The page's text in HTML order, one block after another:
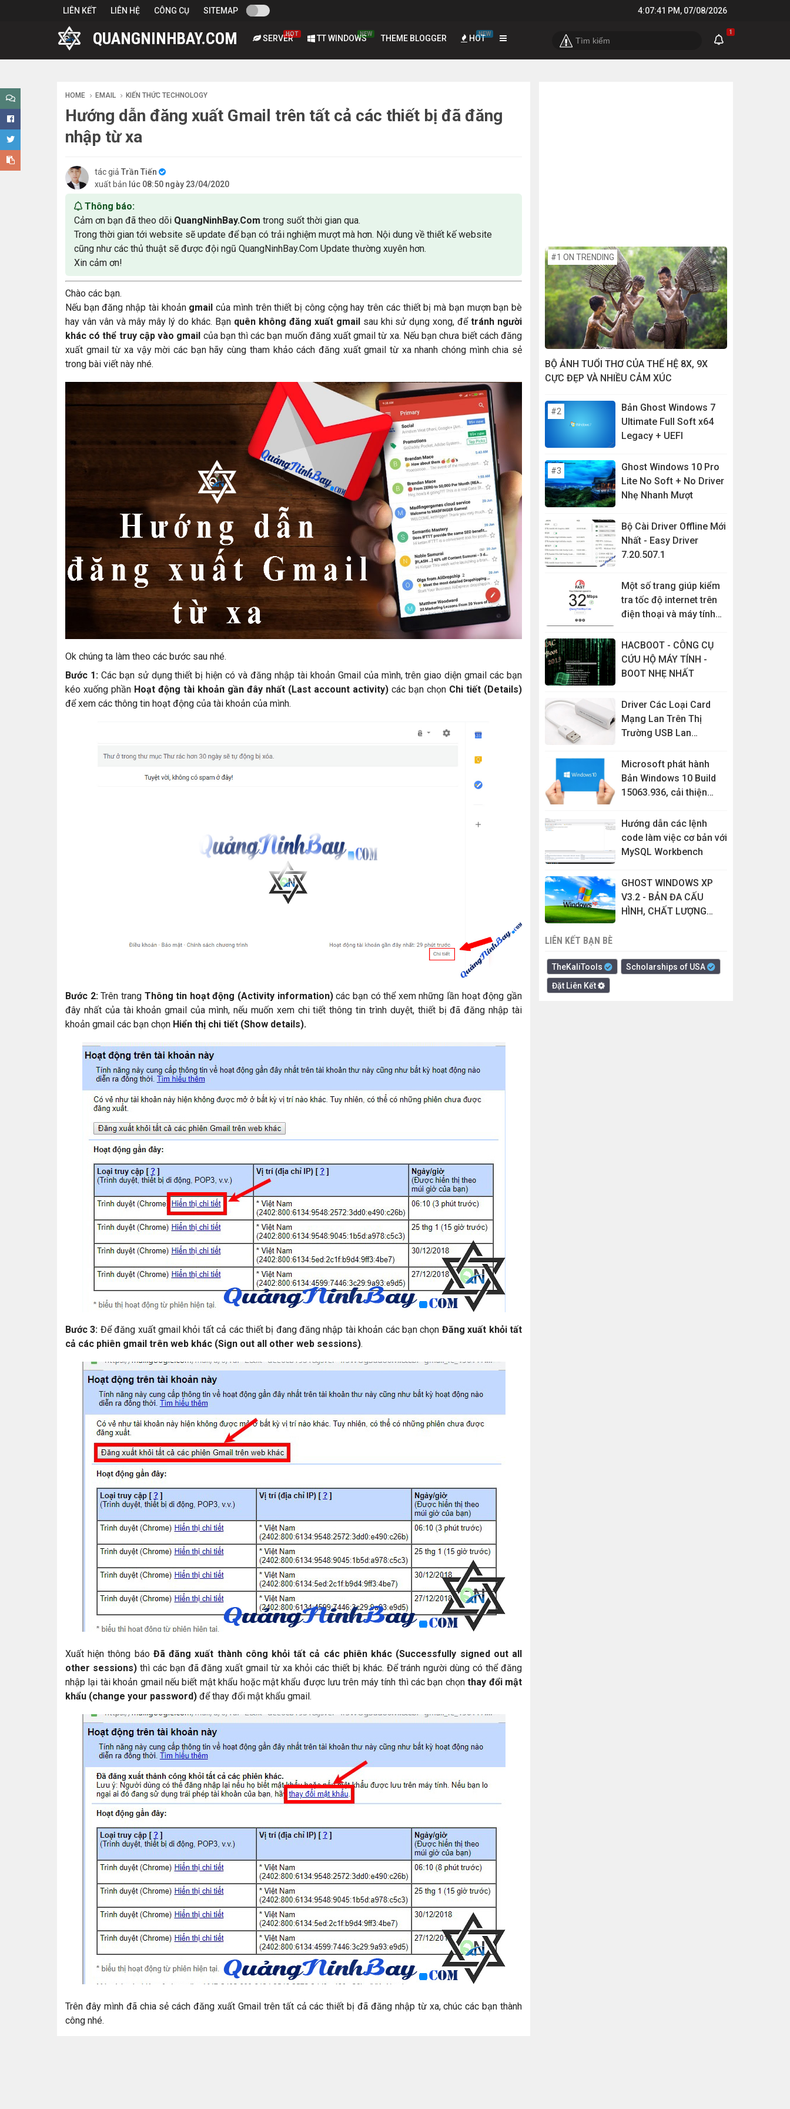
LIÊN KẾT LIÊN HỆ CÔNG CỤ SITEMAP 4:07:42 PM, 07/08/2026
QUANGNINHBAY.COM SERVERHOT TT WINDOWSNEW THEME BLOGGER HOTNEW 1
HOME EMAIL KIẾN THỨC TECHNOLOGY
Hướng dẫn đăng xuất Gmail trên tất cả các thiết bị đã đăng
nhập từ xa
tác giả Trần Tiến
xuất bản lúc 08:50 ngày 23/04/2020
Thông báo:
Cảm ơn bạn đã theo dõi QuangNinhBay.Com trong suốt thời gian qua.
Trong thời gian tới website sẽ update để bạn có trải nghiệm mượt mà hơn. Nội dung về thiết kế website
cũng như các thủ thuật sẽ được đội ngũ QuangNinhBay.Com Update thường xuyên hơn.
Xin cảm ơn!
Chào các bạn.
Nếu bạn đăng nhập tài khoản gmailcủa mình trên thiết bị công cộng hay trên các thiết bị mà bạn mượn bạn bè
hay vân vân và mây mây lý do khác. Bạn quên không đăng xuất gmailsau khi sử dụng xong, đểtránh người
khác có thể truy cập vào gmail của bạn thì các bạn muốn đăng xuất gmail từ xa. Nếu bạn chưa biết cách đăng
xuất gmail từ xa vậy mời các bạn hãy cùng tham khảo cách đăng xuất gmail từ xa nhanh chóng mình chia sẻ
trong bài viết này nhé.
Ok chúng ta làm theo các bước sau nhé.
Bước 1: Các bạn sử dụng thiết bị hiện có và đăng nhập tài khoản Gmail của mình, trên giao diện gmail các bạn
kéo xuống phần Hoạt động tài khoản gần đây nhất (Last account activity) các bạn chọn Chi tiết (Details)
để xem các thông tin hoạt động của tài khoản của mình.
Bước 2:Trên trang Thông tin hoạt động (Activity information)các bạn có thể xem những lần hoạt động gần
đây nhất của tài khoản gmail của mình, nếu muốn xem chi tiết thông tin trình duyệt, thiết bị đã đăng nhập tài
khoản gmail các bạn chọn Hiển thị chi tiết (Show details).
Bước 3: Để đăng xuất gmail khỏi tất cả các thiết bị đang đăng nhập tài khoản các bạn chọn Đăng xuất khỏi tất
cả các phiên gmail trên web khác (Sign out all other web sessions).
Xuất hiện thông báo Đã đăng xuất thành công khỏi tất cả các phiên khác (Successfully signed out all
other sessions)thì các bạn đã đăng xuất gmail từ xa khỏi các thiết bị khác. Để tránh người dùng có thể đăng
nhập lại tài khoản gmail nếu biết mật khẩu hoặc mật khẩu được lưu trên máy tính thì các bạn chọnthay đổi mật
khẩu (change your password) để thay đổi mật khẩu gmail.
Trên đây mình đã chia sẻ cách đăng xuất Gmail trên tất cả các thiết bị đã đăng nhập từ xa, chúc các bạn thành
công nhé.
BỘ ẢNH TUỔI THƠ CỦA THẾ HỆ 8X, 9X
CỰC ĐẸP VÀ NHIỀU CẢM XÚC
Bản Ghost Windows 7
Ultimate Full Soft x64
Legacy + UEFI
Ghost Windows 10 Pro
Lite No Soft + No Driver
Nhẹ Nhanh Mượt
Bộ Cài Driver Offline Mới
Nhất - Easy Driver
7.20.507.1
Một số trang giúp kiểm
tra tốc độ internet trên
điện thoại và máy tính
HACBOOT - CÔNG CỤ
CỨU HỘ MÁY TÍNH -
BOOT NHẸ NHẤT
Driver Các Loại Card
Mạng Lan Trên Thị
Trường USB Lan
Microsoft phát hành
Bản Windows 10 Build
15063.936, cải thiện
lỗi
Hướng dẫn các lệnh
code làm việc cơ bản với
MySQL Workbench
GHOST WINDOWS XP
V3.2 - BẢN ĐA CẤU
HÌNH, CHẤT LƯỢNG
LIÊN KẾT BẠN BÈ
TheKaliTools
Scholarships of USA
Đặt Liên Kết